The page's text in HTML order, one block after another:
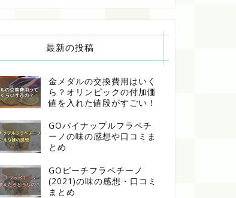
最新の投稿
金メダルの交換費用はいく
ら？オリンピックの付加価
値を入れた値段がすごい！
GOパイナップルフラペチ
ーノの味の感想や口コミま
とめ
GOピーチフラペチーノ
(2021)の味の感想・口コミ
まとめ